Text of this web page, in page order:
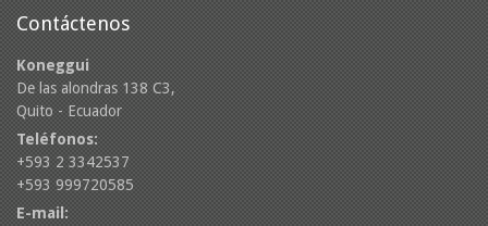
Contáctenos
Koneggui
De las alondras 138 C3,
Quito - Ecuador
Teléfonos:
+593 2 3342537
+593 999720585
E-mail: